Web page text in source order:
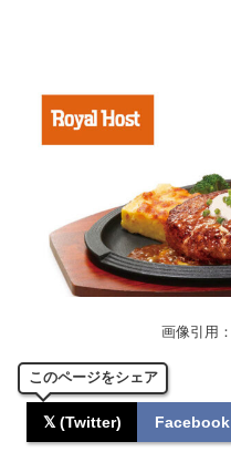
画像引用：
このページをシェア
𝕏 (Twitter) Facebook